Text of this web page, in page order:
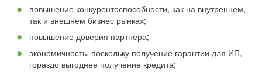
повышение конкурентоспособности, как на внутреннем,
так и внешнем бизнес рынках;
повышение доверия партнера;
экономичность, поскольку получение гарантии для ИП,
гораздо выгоднее получение кредита;